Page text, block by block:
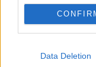
Data Deletion